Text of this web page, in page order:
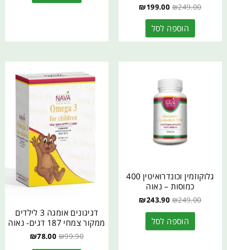
₪249.00
₪199.00
הוספה לסל
גלוקוזמין וכונדרואיטין 400
כמוסות – נאוה
₪249.00
₪243.90
הוספה לסל
דגיגונים אומגה 3 לילדים
ממקור צמחי 187 דגים- נאוה
₪99.90
₪78.00